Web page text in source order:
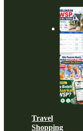
Travel
Shopping